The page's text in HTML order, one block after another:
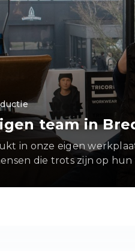
team in
in onze eigen
die trots zijn op hun